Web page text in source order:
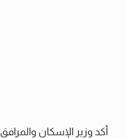
أكد وزير الإسكان